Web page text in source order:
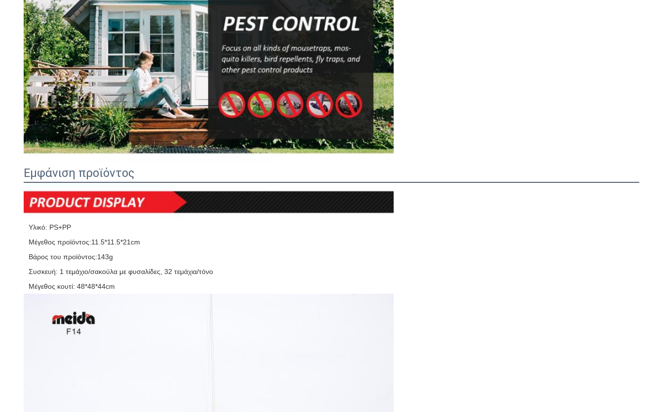
Εμφάνιση προϊόντος
Υλικό: PS+PP
Μέγεθος προϊόντος:11.5*11.5*21cm
Βάρος του προϊόντος:143g
Συσκευή: 1 τεμάχιο/σακούλα με φυσαλίδες, 32 τεμάχια/τόνο
Μέγεθος κουτί: 48*48*44cm